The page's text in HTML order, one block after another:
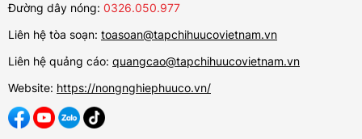
Đường dây nóng: 0326.050.977
Liên hệ tòa soạn: toasoan@tapchihuucovietnam.vn
Liên hệ quảng cáo: quangcao@tapchihuucovietnam.vn
Website: https://nongnghiephuuco.vn/